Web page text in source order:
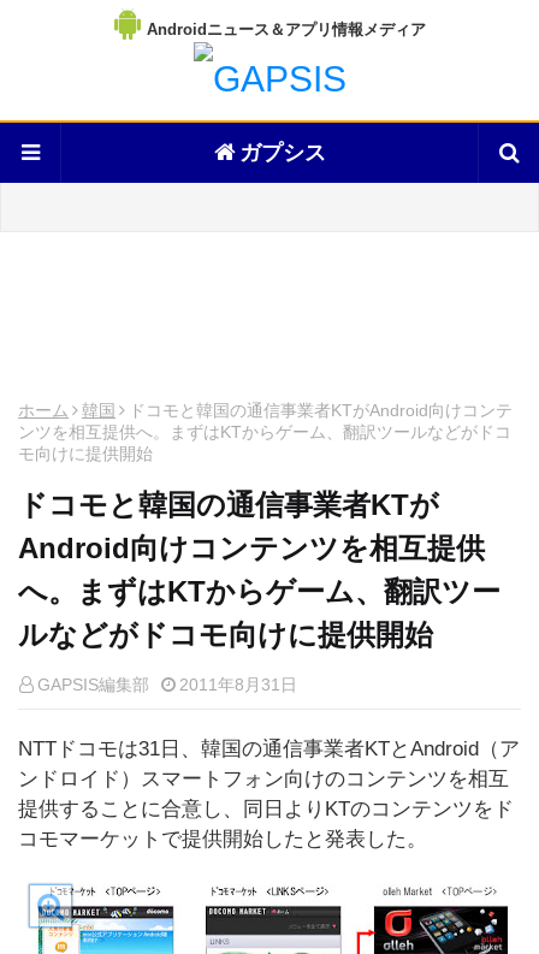
Androidニュース＆アプリ情報メディア
ガプシス
ホーム 韓国
ドコモと韓国の通信事業者KTがAndroid向けコンテ
ンツを相互提供へ。まずはKTからゲーム、翻訳ツールなどがドコ
モ向けに提供開始
ドコモと韓国の通信事業者KTが
Android向けコンテンツを相互提供
へ。まずはKTからゲーム、翻訳ツー
ルなどがドコモ向けに提供開始
GAPSIS編集部 2011年8月31日
NTTドコモは31日、韓国の通信事業者KTとAndroid（ア
ンドロイド）スマートフォン向けのコンテンツを相互
提供することに合意し、同日よりKTのコンテンツをド
コモマーケットで提供開始したと発表した。